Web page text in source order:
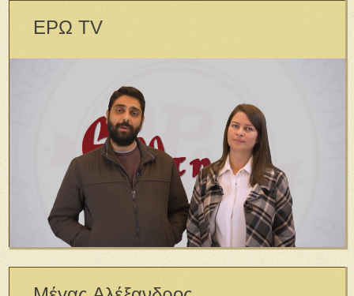
ΕΡΩ TV